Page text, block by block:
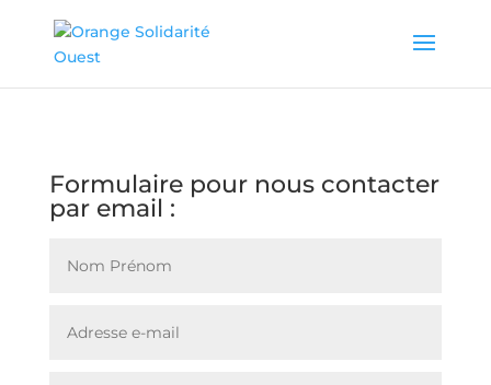
Formulaire pour nous contacter
par email :